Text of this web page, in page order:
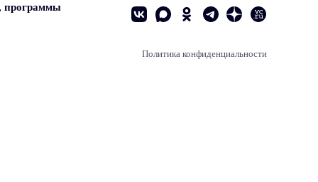
программы
Политика конфиденциальности